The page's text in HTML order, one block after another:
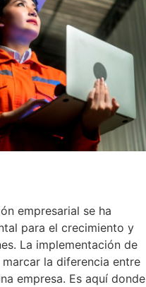
empresarial se ha
para el crecimiento y
La implementación de
la diferencia entre
empresa. Es aquí donde